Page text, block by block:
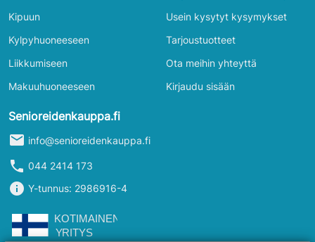
Kipuun
Kylpyhuoneeseen
Liikkumiseen
Makuuhuoneeseen
Usein kysytyt kysymykset
Tarjoustuotteet
Ota meihin yhteyttä
Kirjaudu sisään
Senioreidenkauppa.fi
mail info@senioreidenkauppa.fi
phone 044 2414 173
info Y-tunnus: 2986916-4